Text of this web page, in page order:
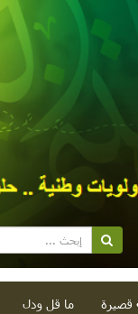
قصيرة ما قل ودل